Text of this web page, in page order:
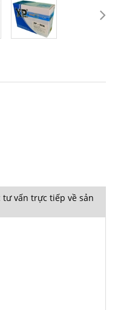
tư vấn trực tiếp về sản